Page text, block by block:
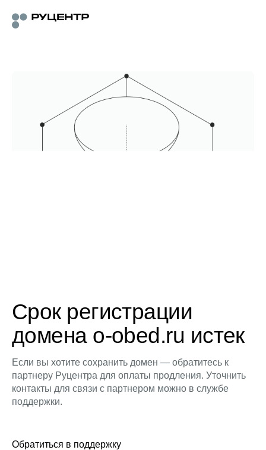
Срок регистрации
домена o-obed.ru истек
Если вы хотите сохранить домен — обратитесь к
партнеру Руцентра для оплаты продления. Уточнить
контакты для связи с партнером можно в службе
поддержки.
Обратиться в поддержку